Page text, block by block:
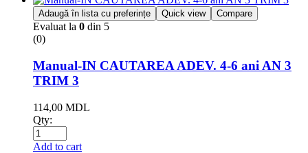
Adaugă în lista cu preferințe Quick view Compare
Evaluat la 0 din 5
(0)
Manual-IN CAUTAREA ADEV. 4-6 ani AN 3
TRIM 3
114,00 MDL
Qty:
Add to cart